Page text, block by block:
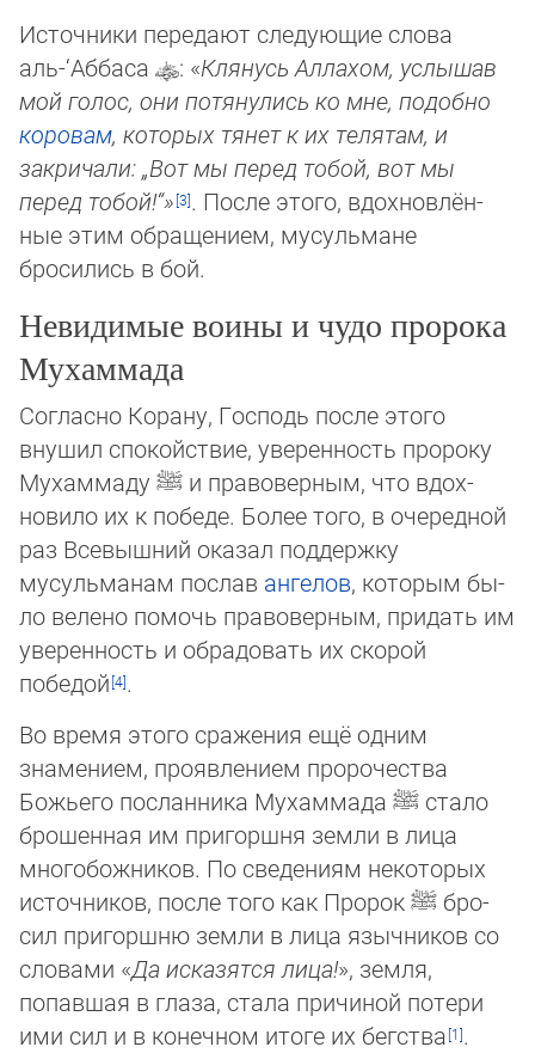
Источники передают следующие слова
аль-‘Аббаса
: «Клянусь Аллахом, услышав
мой голос, они потянулись ко мне, по­доб­но
коровам, которых тянет к их телятам, и
закричали: „Вот мы перед тобой, вот мы
перед тобой!“»
. После этого, вдох­нов­лён­
ные этим обращением, мусульмане
бросились в бой.
Невидимые воины и чудо пророка
Мухаммада
Согласно Корану, Господь после этого
внушил спокойствие, уверенность пророку
Мухаммаду ﷺ и правоверным, что вдох­
новило их к победе. Более того, в очередной
раз Всевышний оказал поддержку
мусульманам послав ангелов, которым бы­
ло ве­лено помочь правоверным, придать им
уверенность и обрадовать их скорой
победой
.
Во время этого сражения ещё одним
знамением, проявлением пророчества
Божьего посланника Мухаммада ﷺ стало
бро­шен­ная им пригоршня земли в лица
многобожников. По сведениям некоторых
источников, после того как Пророкﷺ бро­
сил пригоршню земли в лица язычников со
словами «Да исказятся лица!», земля,
попавшая в глаза, стала причиной по­те­ри
ими сил и в конечном итоге их бегства
.